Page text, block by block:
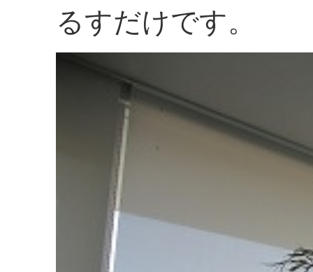
るすだけです。